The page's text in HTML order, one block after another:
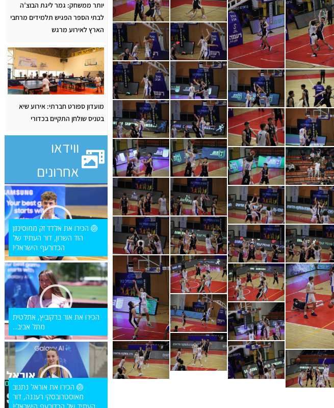
יותר ממשחק: גמר ליגת הבוצ’ה
לבתי הספר הפגיש תלמידים מרחבי
הארץ לאירוע מרגש
מועדון ספורט חברתי: אירוע שיא
בטניס שולחן התקיים בכדורי
ווידאו
אחרונים
🏐 הכירו את אלדד זק ממוסינזון
הוד השרון, דור העתיד של
הכדורעף הישראלי!
הכירו את אור ברקוביץ, אתלטית
מתל אביב...
🏐 הכירו את אוראל נתנוב
מאוסטרובסקי רעננה, דור
העתיד של הכדורעף הישראלי!